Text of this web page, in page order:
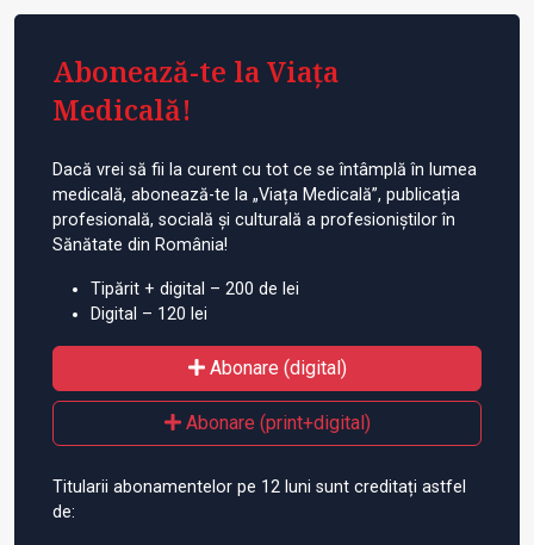
Abonează-te la Viața
Medicală!
Dacă vrei să fii la curent cu tot ce se întâmplă în lumea
medicală, abonează-te la „Viața Medicală”, publicația
profesională, socială și culturală a profesioniștilor în
Sănătate din România!
Tipărit + digital – 200 de lei
Digital – 120 lei
Abonare (digital)
Abonare (print+digital)
Titularii abonamentelor pe 12 luni sunt creditați astfel
de: